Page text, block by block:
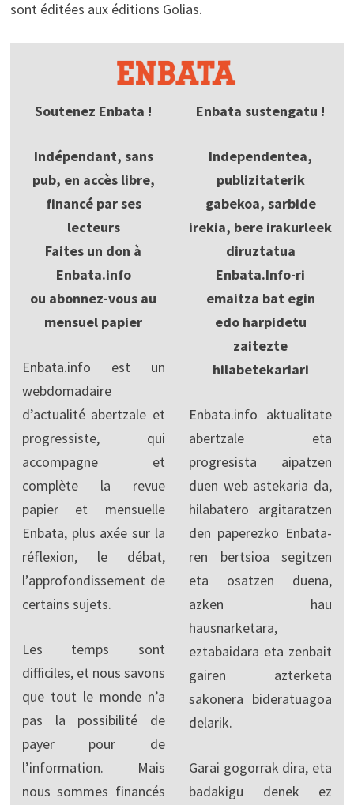
sont éditées aux éditions Golias.
Soutenez Enbata !
Indépendant, sans
pub, en accès libre,
financé par ses
lecteurs
Faites un don à
Enbata.info
ou abonnez-vous au
mensuel papier
Enbata.info est un
webdomadaire
d’actualité abertzale et
progressiste, qui
accompagne et
complète la revue
papier et mensuelle
Enbata, plus axée sur la
réflexion, le débat,
l’approfondissement de
certains sujets.
Les temps sont
difficiles, et nous savons
que tout le monde n’a
pas la possibilité de
payer pour de
l’information. Mais
nous sommes financés
Enbata sustengatu !
Independentea,
publizitaterik
gabekoa, sarbide
irekia, bere irakurleek
diruztatua
Enbata.Info-ri
emaitza bat egin
edo harpidetu
zaitezte
hilabetekariari
Enbata.info aktualitate
abertzale eta
progresista aipatzen
duen web astekaria da,
hilabatero argitaratzen
den paperezko Enbata-
ren bertsioa segitzen
eta osatzen duena,
azken hau
hausnarketara,
eztabaidara eta zenbait
gairen azterketa
sakonera bideratuagoa
delarik.
Garai gogorrak dira, eta
badakigu denek ez